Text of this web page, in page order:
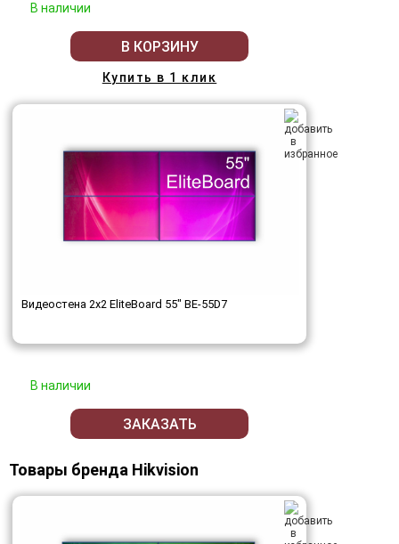
В наличии
В КОРЗИНУ
Купить в 1 клик
Видеостена 2x2 EliteBoard 55" BE-55D7
В наличии
ЗАКАЗАТЬ
Товары бренда Hikvision